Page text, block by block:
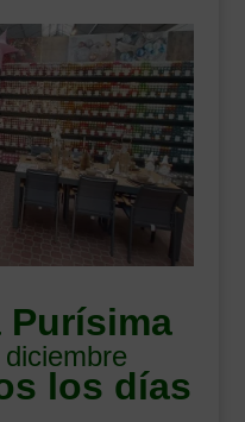
Purísima
los días